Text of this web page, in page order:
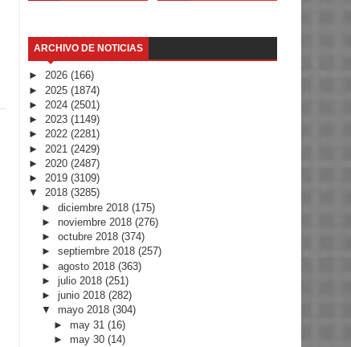
ARCHIVO DE NOTICIAS
► 2026 (166)
► 2025 (1874)
► 2024 (2501)
► 2023 (1149)
► 2022 (2281)
► 2021 (2429)
► 2020 (2487)
► 2019 (3109)
▼ 2018 (3285)
► diciembre 2018 (175)
► noviembre 2018 (276)
► octubre 2018 (374)
► septiembre 2018 (257)
► agosto 2018 (363)
► julio 2018 (251)
► junio 2018 (282)
▼ mayo 2018 (304)
► may 31(16)
► may 30(14)